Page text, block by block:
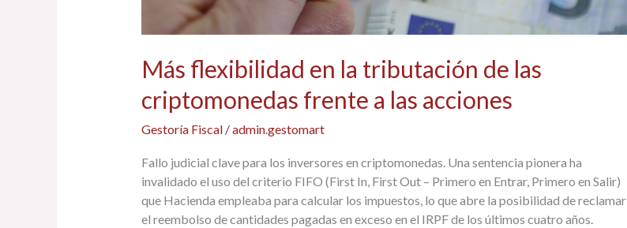
Más flexibilidad en la tributación de las
criptomonedas frente a las acciones
Gestoría Fiscal/admin.gestomart
Fallo judicial clave para los inversores en criptomonedas. Una sentencia pionera ha
invalidado el uso del criterio FIFO (First In, First Out – Primero en Entrar, Primero en Salir)
que Hacienda empleaba para calcular los impuestos, lo que abre la posibilidad de reclamar
el reembolso de cantidades pagadas en exceso en el IRPF de los últimos cuatro años.